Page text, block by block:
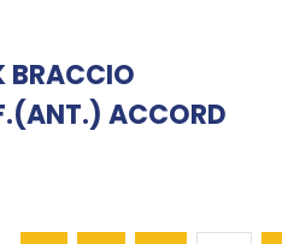
BRACCIO
ACCORD